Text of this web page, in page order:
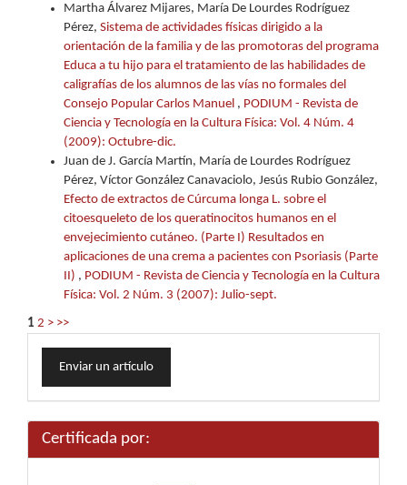
Martha Álvarez Mijares, María De Lourdes Rodríguez
Pérez, Sistema de actividades físicas dirigido a la
orientación de la familia y de las promotoras del programa
Educa a tu hijo para el tratamiento de las habilidades de
caligrafías de los alumnos de las vías no formales del
Consejo Popular Carlos Manuel , PODIUM - Revista de
Ciencia y Tecnología en la Cultura Física: Vol. 4 Núm. 4
(2009): Octubre-dic.
Juan de J. García Martín, María de Lourdes Rodríguez
Pérez, Víctor González Canavaciolo, Jesús Rubio González,
Efecto de extractos de Cúrcuma longa L. sobre el
citoesqueleto de los queratinocitos humanos en el
envejecimiento cutáneo. (Parte I) Resultados en
aplicaciones de una crema a pacientes con Psoriasis (Parte
II) , PODIUM - Revista de Ciencia y Tecnología en la Cultura
Física: Vol. 2 Núm. 3 (2007): Julio-sept.
1 2 > >>
Enviar
unEnviar un artículo
Certificada por: